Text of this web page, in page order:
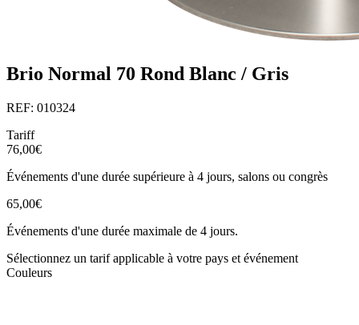
Brio Normal 70 Rond Blanc / Gris
REF: 010324
Tariff
76,00€
Événements d'une durée supérieure à 4 jours, salons ou congrès
65,00€
Événements d'une durée maximale de 4 jours.
Sélectionnez un tarif applicable à votre pays et événement
Couleurs